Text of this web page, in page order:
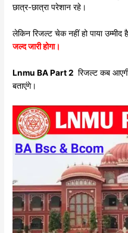
छात्र-छात्रा परेशान रहे।
लेकिन रिजल्ट चेक नहीं हो पाया उम्मीद
जल्द जारी होगा।
Lnmu BA Part 2 रिजल्ट कब
बताएंगे।